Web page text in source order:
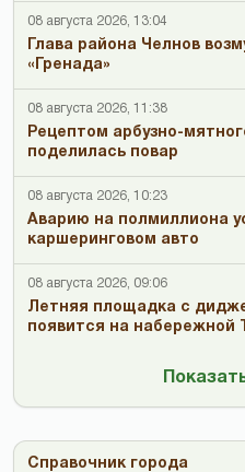
08 августа 2026, 13:04
Глава района Челнов
«Гренада»
08 августа 2026, 11:38
Рецептом арбузно-
поделилась повар
08 августа 2026, 10:23
Аварию на полмиллиона
каршеринговом авто
08 августа 2026, 09:06
Летняя площадка с
появится на набережной
Справочник города